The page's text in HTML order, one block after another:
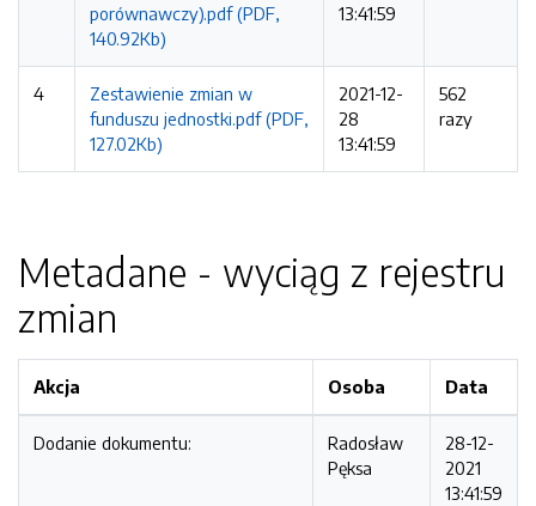
porównawczy).pdf (PDF,
140.92Kb)
13:41:59
4
Zestawienie zmian w
funduszu jednostki.pdf (PDF,
127.02Kb)
2021-12-
28
13:41:59
562
razy
Metadane - wyciąg z rejestru
zmian
Akcja Osoba Data
Dodanie dokumentu:
Radosław
Pęksa
28-12-
2021
13:41:59